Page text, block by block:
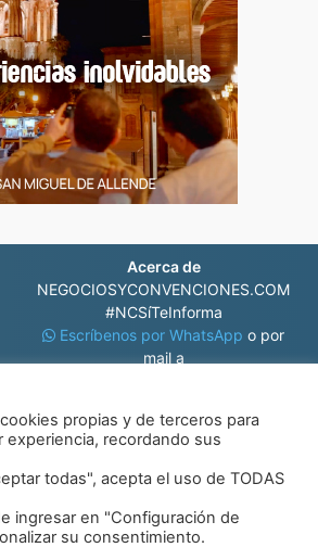
Acerca de
NEGOCIOSYCONVENCIONES.COM
#NCSíTeInforma
Escríbenos por WhatsAppo por
mail a
propias y de terceros para
experiencia, recordando sus
todas", acepta el uso de TODAS
ingresar en "Configuración de
su consentimiento.